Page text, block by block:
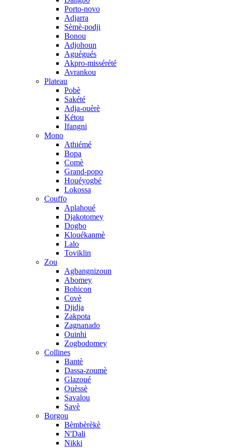
Porto-novo
Adjarra
Sèmè-podji
Bonou
Adjohoun
Aguégués
Akpro-missérété
Avrankou
Plateau
Pobè
Sakété
Adja-ouèrè
Kétou
Ifangni
Mono
Athiémé
Bopa
Comè
Grand-popo
Houéyogbé
Lokossa
Couffo
Aplahoué
Djakotomey
Dogbo
Klouékanmè
Lalo
Toviklin
Zou
Agbangnizoun
Abomey
Bohicon
Covè
Djidja
Zakpota
Zagnanado
Ouinhi
Zogbodomey
Collines
Bantè
Dassa-zoumè
Glazoué
Ouèssè
Savalou
Savè
Borgou
Bèmbèrèkè
N'Dali
Nikki